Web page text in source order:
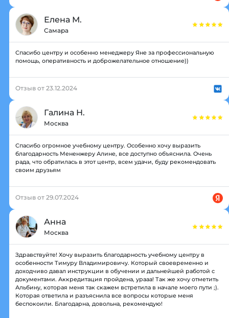
Елена М.
Самара
Спасибо центру и особенно менеджеру Яне за профессиональную
помощь, оперативность и доброжелательное отношение))
Отзыв от 23.12.2024
Галина Н.
Москва
Спасибо огромное учебному центру. Особенно хочу выразить
благодарность Мененжеру Алине, все доступно объяснила. Очень
рада, что обратилась в этот центр, всем удачи, буду рекомендовать
своим друзьям
Отзыв от 29.07.2024
Анна
Москва
Здравствуйте! Хочу выразить благодарность учебному центру в
особенности Тимуру Владимировичу. Который своевременно и
доходчиво давал инструкции в обучении и дальнейшей работой с
документами. Аккредитация пройдена, урааа! Так же хочу отметить
Альбину, которая меня так скажем встретила в начале моего пути ;).
Которая ответила и разъяснила все вопросы которые меня
беспокоили. Благодарна, довольна, рекомендую!